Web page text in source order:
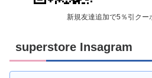
新規友達追加で5％引クー
superstore Insagram